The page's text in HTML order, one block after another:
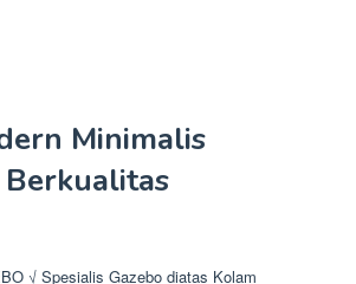
Minimalis
Berkualitas